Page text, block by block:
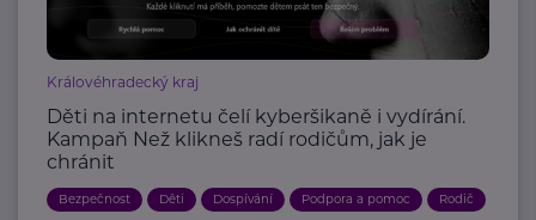
Královéhradecký kraj
Děti na internetu čelí kyberšikaně i vydírání.
Kampaň Než klikneš radí rodičům, jak je
chránit
Bezpečnost Děti Dospívání Podpora a pomoc Rodič